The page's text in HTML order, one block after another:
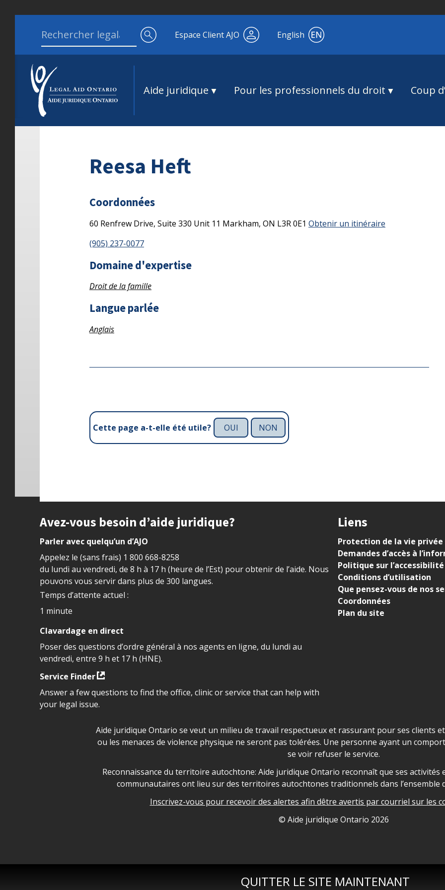
QUITTER LE SITE MAINTENANT
Search for:
Espace Client AJO English
Aide juridique Pour les professionnels du droit Coup
Reesa Heft
Coordonnées
60 Renfrew Drive, Suite 330 Unit 11 Markham, ON L3R 0E1 Obtenir un itinéraire
(905) 237-0077
Domaine d'expertise
Droit de la famille
Langue parlée
Anglais
Cette page a-t-elle été utile? OUI NON
Site footer
Avez-vous besoin d’aide juridique?
Parler avec quelqu’un d’AJO
Appelez le (sans frais) 1 800 668-8258
du lundi au vendredi, de 8 h à 17 h (heure de l’Est) pour obtenir de l’aide. Nous
pouvons vous servir dans plus de 300 langues.
Temps d’attente actuel :
1 minute
Clavardage en direct
Poser des questions d’ordre général à nos agents en ligne, du lundi au
vendredi, entre 9 h et 17 h (HNE).
Service Finder
Answer a few questions to find the office, clinic or service that can help with
your legal issue.
Liens
Protection de la vie privée
Demandes d’accès à
Politique sur l’accessibilité
Conditions d’utilisation
Que pensez-vous de nos
Coordonnées
Plan du site
Déclaration sur la sécurité dans les locaux d'AJO.
Aide juridique Ontario se veut un milieu de travail respectueux et rassurant pour ses clients
ou les menaces de violence physique ne seront pas tolérées. Une personne ayant un
se voir refuser le service.
Legal Aid Ontario land acknowledgement
Reconnaissance du territoire autochtone: Aide juridique Ontario reconnaît que ses activités
communautaires ont lieu sur des territoires autochtones traditionnels dans l’ensemble
Inscrivez-vous pour recevoir des alertes afin dêtre avertis par courriel sur les
© Aide juridique Ontario 2026